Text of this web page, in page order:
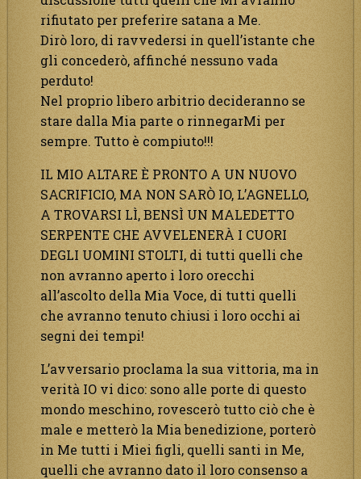
rifiutato per preferire satana a Me.
Dirò loro, di ravvedersi in quell’istante che
gli concederò, affinché nessuno vada
perduto!
Nel proprio libero arbitrio decideranno se
stare dalla Mia parte o rinnegarMi per
sempre. Tutto è compiuto!!!
IL MIO ALTARE È PRONTO A UN NUOVO
SACRIFICIO, MA NON SARÒ IO, L’AGNELLO,
A TROVARSI LÌ, BENSÌ UN MALEDETTO
SERPENTE CHE AVVELENERÀ I CUORI
DEGLI UOMINI STOLTI, di tutti quelli che
non avranno aperto i loro orecchi
all’ascolto della Mia Voce, di tutti quelli
che avranno tenuto chiusi i loro occhi ai
segni dei tempi!
L’avversario proclama la sua vittoria, ma in
verità IO vi dico: sono alle porte di questo
mondo meschino, rovescerò tutto ciò che è
male e metterò la Mia benedizione, porterò
in Me tutti i Miei figli, quelli santi in Me,
quelli che avranno dato il loro consenso a